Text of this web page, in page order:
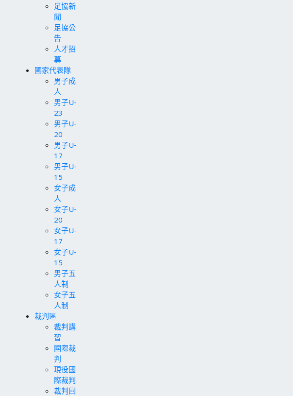
足協新
聞
足協公
告
人才招
募
國家代表隊
男子成
人
男子U-
23
男子U-
20
男子U-
17
男子U-
15
女子成
人
女子U-
20
女子U-
17
女子U-
15
男子五
人制
女子五
人制
裁判區
裁判講
習
國際裁
判
現役國
際裁判
裁判回